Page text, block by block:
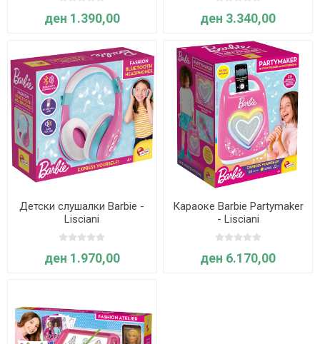
ден 1.390,00 ден 3.340,00
Детски слушалки Barbie -
Lisciani
ден 1.970,00
Караоке Barbie Partymaker
- Lisciani
ден 6.170,00